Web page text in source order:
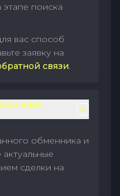
поиска
вас способ
заявку на
связи.
обменника и
сделки на